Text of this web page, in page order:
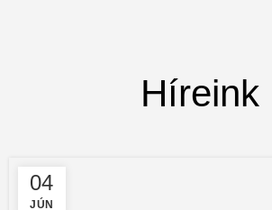
Híreink
04
JÚN